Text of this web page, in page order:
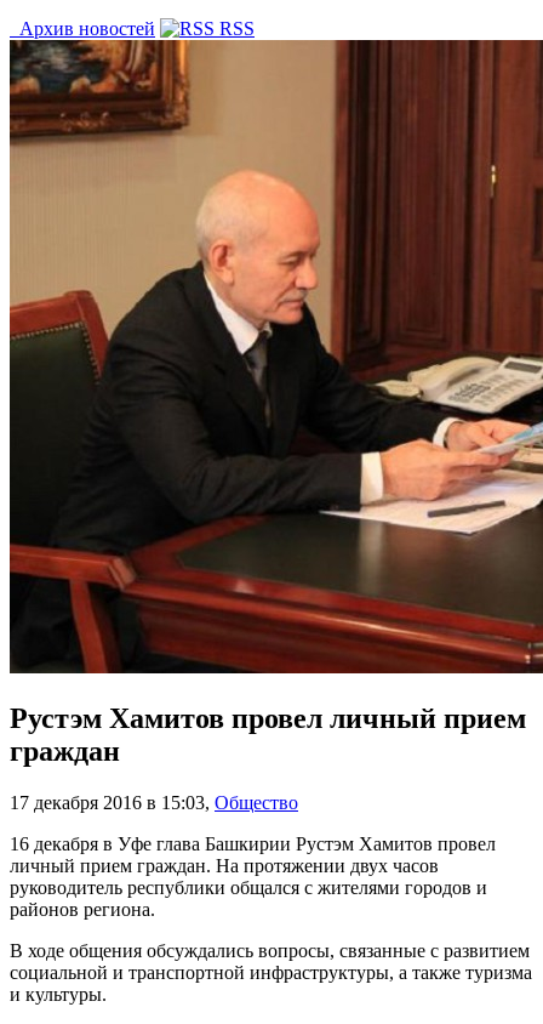
Архив новостей
RSS
Рустэм Хамитов провел личный прием
граждан
17 декабря 2016 в 15:03, Общество
16 декабря в Уфе глава Башкирии Рустэм Хамитов провел
личный прием граждан. На протяжении двух часов
руководитель республики общался с жителями городов и
районов региона.
В ходе общения обсуждались вопросы, связанные с развитием
социальной и транспортной инфраструктуры, а также туризма
и культуры.